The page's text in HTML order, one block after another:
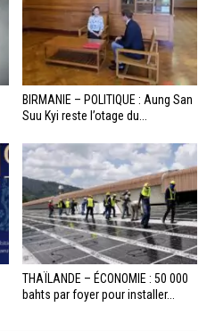
BIRMANIE – POLITIQUE : Aung San
Suu Kyi reste l’otage du...
THAÏLANDE – ÉCONOMIE : 50 000
bahts par foyer pour installer...